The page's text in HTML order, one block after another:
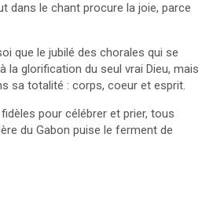
dans le chant procure la joie, parce
que le jubilé des chorales qui se
la glorification du seul vrai Dieu, mais
sa totalité : corps, coeur et esprit.
pour célébrer et prier, tous
du Gabon puise le ferment de